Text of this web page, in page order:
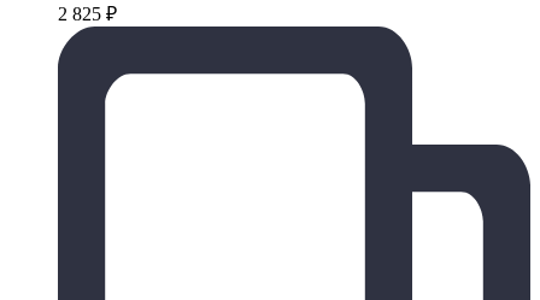
2 825 ₽